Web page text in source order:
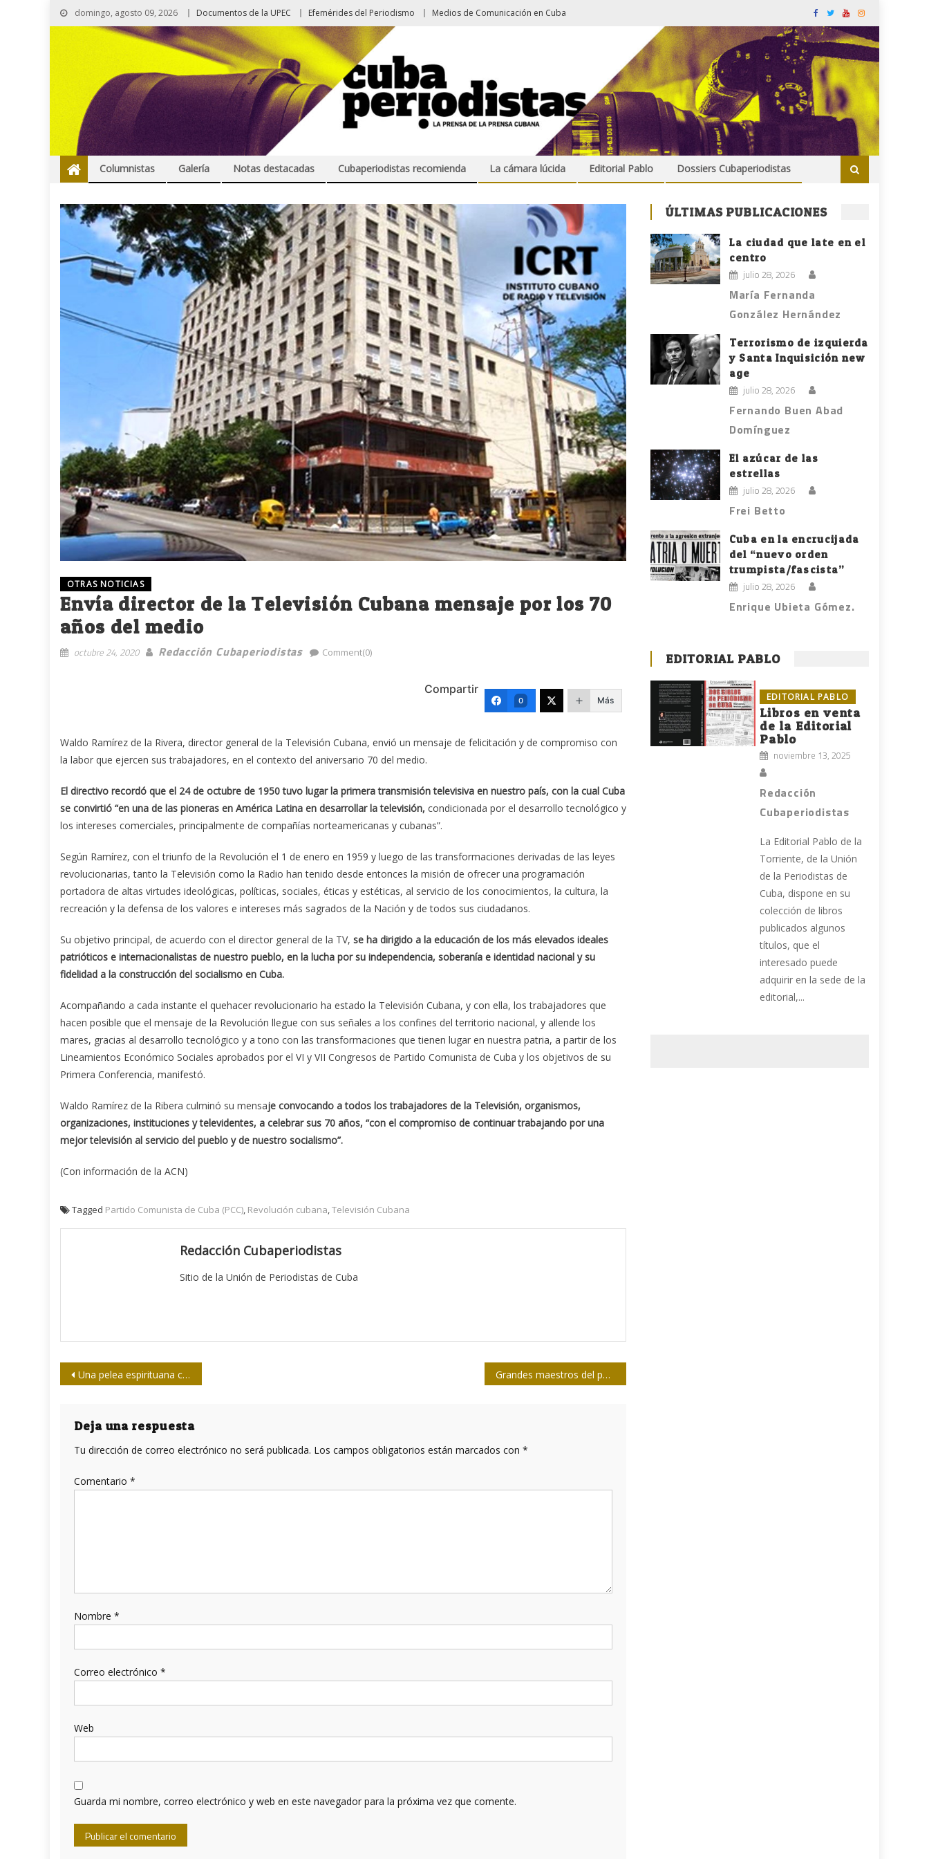
domingo, agosto 09, 2026 Documentos de la UPEC Efemérides del Periodismo Medios de Comunicación en Cuba
Columnistas Galería Notas destacadas Cubaperiodistas recomienda La cámara lúcida Editorial Pablo Dossiers Cubaperiodistas
OTRAS NOTICIAS
Envía director de la Televisión Cubana mensaje por los 70
años del medio
octubre 24, 2020 Redacción Cubaperiodistas Comment(0)
Compartir
0 Más
Waldo Ramírez de la Rivera, director general de la Televisión Cubana, envió un mensaje de felicitación y de compromiso con
la labor que ejercen sus trabajadores, en el contexto del aniversario 70 del medio.
El directivo recordó que el 24 de octubre de 1950 tuvo lugar la primera transmisión televisiva en nuestro país, con la cual Cuba
se convirtió “en una de las pioneras en América Latina en desarrollar la televisión, condicionada por el desarrollo tecnológico y
los intereses comerciales, principalmente de compañías norteamericanas y cubanas”.
Según Ramírez, con el triunfo de la Revolución el 1 de enero en 1959 y luego de las transformaciones derivadas de las leyes
revolucionarias, tanto la Televisión como la Radio han tenido desde entonces la misión de ofrecer una programación
portadora de altas virtudes ideológicas, políticas, sociales, éticas y estéticas, al servicio de los conocimientos, la cultura, la
recreación y la defensa de los valores e intereses más sagrados de la Nación y de todos sus ciudadanos.
Su objetivo principal, de acuerdo con el director general de la TV, se ha dirigido a la educación de los más elevados ideales
patrióticos e internacionalistas de nuestro pueblo, en la lucha por su independencia, soberanía e identidad nacional y su
fidelidad a la construcción del socialismo en Cuba.
Acompañando a cada instante el quehacer revolucionario ha estado la Televisión Cubana, y con ella, los trabajadores que
hacen posible que el mensaje de la Revolución llegue con sus señales a los confines del territorio nacional, y allende los
mares, gracias al desarrollo tecnológico y a tono con las transformaciones que tienen lugar en nuestra patria, a partir de los
Lineamientos Económico Sociales aprobados por el VI y VII Congresos de Partido Comunista de Cuba y los objetivos de su
Primera Conferencia, manifestó.
Waldo Ramírez de la Ribera culminó su mensaje convocando a todos los trabajadores de la Televisión, organismos,
organizaciones, instituciones y televidentes, a celebrar sus 70 años, “con el compromiso de continuar trabajando por una
mejor televisión al servicio del pueblo y de nuestro socialismo”.
(Con información de la ACN)
Tagged Partido Comunista de Cuba (PCC), Revolución cubana,Televisión Cubana
Redacción Cubaperiodistas
Sitio de la Unión de Periodistas de Cuba
Navegación
entradas
Una pelea espirituana contra la COVID-19 Grandes maestros del periodismo entre los fundadores de la televisión cubana (I)
Deja una respuesta
Tu dirección de correo electrónico no será publicada. Los campos obligatorios están marcados con *
Comentario *
Nombre *
Correo electrónico *
Web
Guarda mi nombre, correo electrónico y web en este navegador para la próxima vez que comente.
ÚLTIMAS PUBLICACIONES
La ciudad que late en el
centro
julio 28, 2026
María Fernanda
González Hernández
Terrorismo de izquierda
y Santa Inquisición new
age
julio 28, 2026
Fernando Buen Abad
Domínguez
El azúcar de las
estrellas
julio 28, 2026
Frei Betto
Cuba en la encrucijada
del “nuevo orden
trumpista/fascista”
julio 28, 2026
Enrique Ubieta Gómez.
EDITORIAL PABLO
EDITORIAL PABLO
Libros en venta
de la Editorial
Pablo
noviembre 13, 2025
Redacción
Cubaperiodistas
La Editorial Pablo de la
Torriente, de la Unión
de la Periodistas de
Cuba, dispone en su
colección de libros
publicados algunos
títulos, que el
interesado puede
adquirir en la sede de la
editorial,...